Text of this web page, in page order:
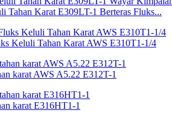
Tahan Karat E309LT-1 Berteras Fluks...
Keluli Tahan Karat AWS E310T1-1/4
karat AWS A5.22 E312T-1
karat E316HT1-1